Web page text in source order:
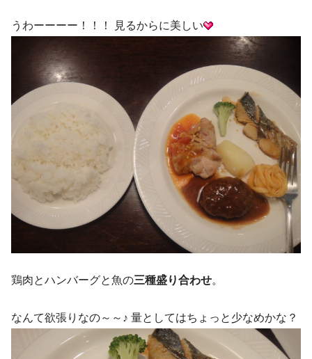
うわーーーー！！！ 見るからに美しい
鶏肉とハンバーグと魚の三種盛り合わせ。
なんて欲張りなの～～♪ 量としてはちょっと少なめかな？